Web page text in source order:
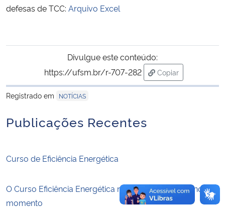
Controladoria-Geral da União
Gabinete de Segurança Institucional
defesas de TCC: Arquivo Excel
Divulgue este conteúdo:
https://ufsm.br/r-707-282
Copiar
para área de
Registrado em
NOTÍCIAS
Publicações Recentes
Curso de Eficiência Energética
O Curso Eficiência Energética não tem oferta ativa no
momento